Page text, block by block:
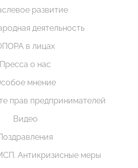
развитие
деятельность
в лицах
Пресса о нас
мнение
прав предпринимателей
Видео
Антикризисные меры